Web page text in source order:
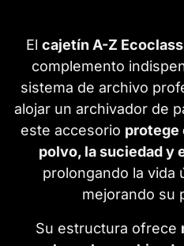
El cajetín A-Z
complemento
sistema de archivo
alojar un archivador de
este accesorio protege
polvo, la suciedad y
prolongando la vida
mejorando su
Su estructura ofrece